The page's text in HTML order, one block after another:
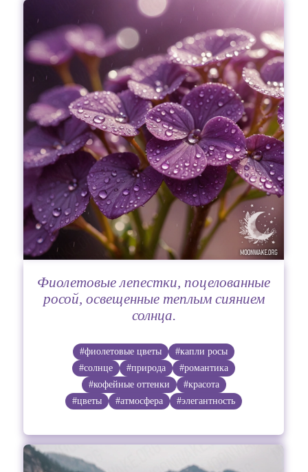
Фиолетовые лепестки, поцелованные
росой, освещенные теплым сиянием
солнца.
#фиолетовые цветы
#капли росы
#солнце
#природа
#романтика
#кофейные оттенки
#красота
#цветы
#атмосфера #элегантность